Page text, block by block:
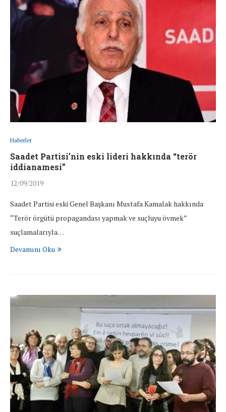
Haberler
Saadet Partisi’nin eski lideri hakkında “terör
iddianamesi”
12/09/2019
Saadet Partisi eski Genel Başkanı Mustafa Kamalak hakkında
“Terör örgütü propagandası yapmak ve suçluyu övmek”
suçlamalarıyla…
Devamını Oku